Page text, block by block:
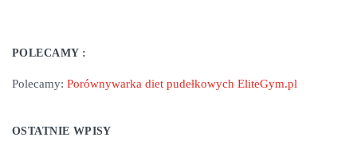
POLECAMY :
Polecamy: Porównywarka diet pudełkowych EliteGym.pl
OSTATNIE WPISY